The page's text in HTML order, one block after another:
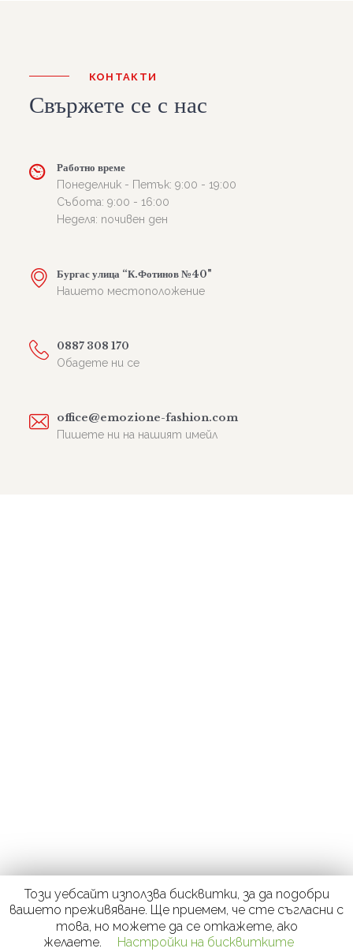
КОНТАКТИ
Свържете се с нас
Работно време
Понеделник - Петък: 9:00 - 19:00
Събота: 9:00 - 16:00
Неделя: почивен ден
Бургас улица “К.Фотинов №40"
Нашето местоположение
0887 308 170
Обадете ни се
office@emozione-fashion.com
Пишете ни на нашият имейл
Този уебсайт използва бисквитки, за да подобри
вашето преживяване. Ще приемем, че сте съгласни с
това, но можете да се откажете, ако
желаете.
Настройки на бисквитките